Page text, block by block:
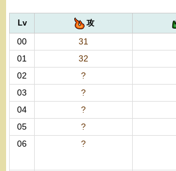
Lv 攻
00 31
01
32
02
?
03
?
04
?
05
?
06
?